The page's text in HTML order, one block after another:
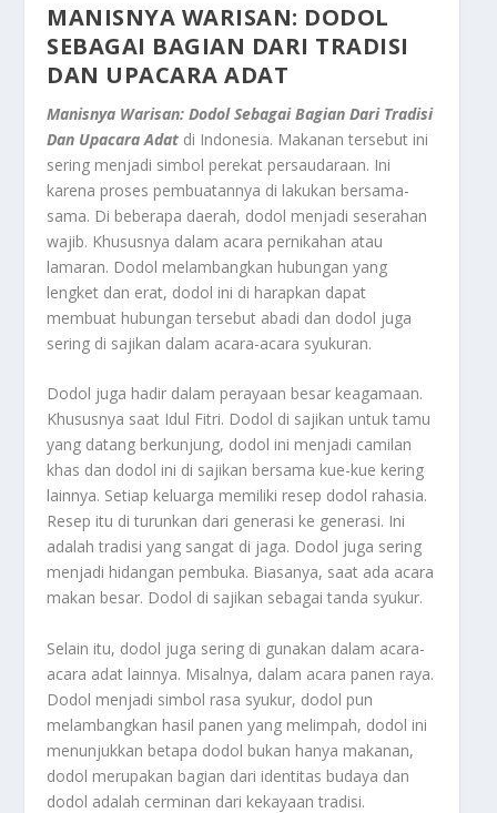
MANISNYA WARISAN: DODOL
SEBAGAI BAGIAN DARI TRADISI
DAN UPACARA ADAT
Manisnya Warisan: Dodol Sebagai Bagian Dari Tradisi
Dan Upacara Adat di Indonesia. Makanan tersebut ini
sering menjadi simbol perekat persaudaraan. Ini
karena proses pembuatannya di lakukan bersama-
sama. Di beberapa daerah, dodol menjadi seserahan
wajib. Khususnya dalam acara pernikahan atau
lamaran. Dodol melambangkan hubungan yang
lengket dan erat, dodol ini di harapkan dapat
membuat hubungan tersebut abadi dan dodol juga
sering di sajikan dalam acara-acara syukuran.
Dodol juga hadir dalam perayaan besar keagamaan.
Khususnya saat Idul Fitri. Dodol di sajikan untuk tamu
yang datang berkunjung, dodol ini menjadi camilan
khas dan dodol ini di sajikan bersama kue-kue kering
lainnya. Setiap keluarga memiliki resep dodol rahasia.
Resep itu di turunkan dari generasi ke generasi. Ini
adalah tradisi yang sangat di jaga. Dodol juga sering
menjadi hidangan pembuka. Biasanya, saat ada acara
makan besar. Dodol di sajikan sebagai tanda syukur.
Selain itu, dodol juga sering di gunakan dalam acara-
acara adat lainnya. Misalnya, dalam acara panen raya.
Dodol menjadi simbol rasa syukur, dodol pun
melambangkan hasil panen yang melimpah, dodol ini
menunjukkan betapa dodol bukan hanya makanan,
dodol merupakan bagian dari identitas budaya dan
dodol adalah cerminan dari kekayaan tradisi.